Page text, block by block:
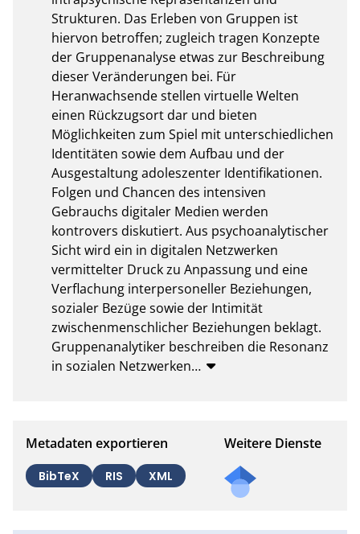
Strukturen. Das Erleben von Gruppen ist
hiervon betroffen; zugleich tragen Konzepte
der Gruppenanalyse etwas zur Beschreibung
dieser Veränderungen bei. Für
Heranwachsende stellen virtuelle Welten
einen Rückzugsort dar und bieten
Möglichkeiten zum Spiel mit unterschiedlichen
Identitäten sowie dem Aufbau und der
Ausgestaltung adoleszenter Identifikationen.
Folgen und Chancen des intensiven
Gebrauchs digitaler Medien werden
kontrovers diskutiert. Aus psychoanalytischer
Sicht wird ein in digitalen Netzwerken
vermittelter Druck zu Anpassung und eine
Verflachung interpersoneller Beziehungen,
sozialer Bezüge sowie der Intimität
zwischenmenschlicher Beziehungen beklagt.
Gruppenanalytiker beschreiben die Resonanz
in sozialen Netzwerken…
Metadaten exportieren
BibTeX RIS XML
Weitere Dienste